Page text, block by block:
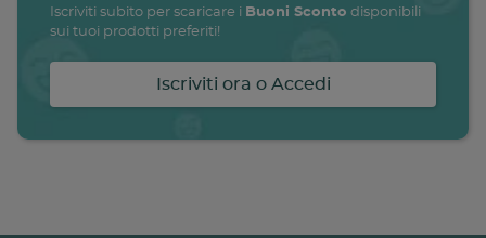
Archivio promozioni
Buono a sapersi
Iscriviti subito per scaricare i Buoni Sconto disponibili
sui tuoi prodotti preferiti!
Iscriviti ora o Accedi